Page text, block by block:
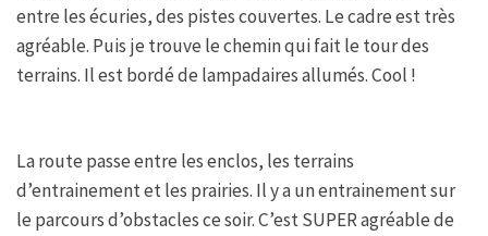
entre les écuries, des pistes couvertes. Le cadre est très
agréable. Puis je trouve le chemin qui fait le tour des
terrains. Il est bordé de lampadaires allumés. Cool !
La route passe entre les enclos, les terrains
d’entrainement et les prairies. Il y a un entrainement sur
le parcours d’obstacles ce soir. C’est SUPER agréable de